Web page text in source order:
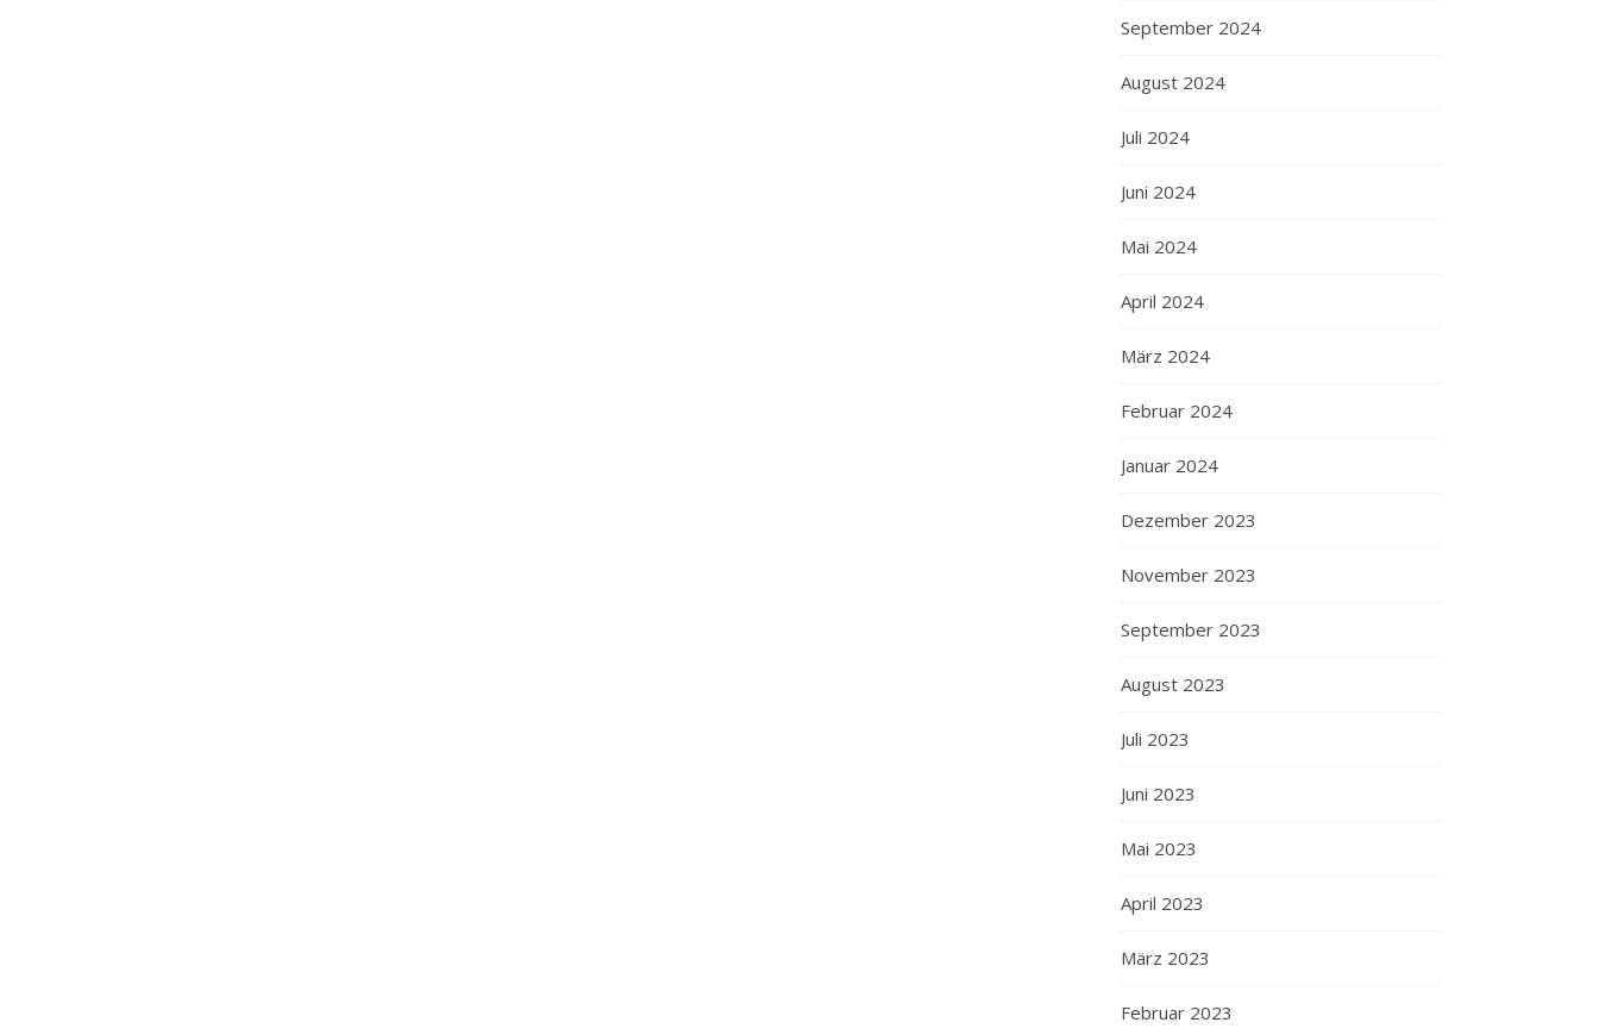
September 2024
August 2024
Juli 2024
Juni 2024
Mai 2024
April 2024
März 2024
Februar 2024
Januar 2024
Dezember 2023
November 2023
September 2023
August 2023
Juli 2023
Juni 2023
Mai 2023
April 2023
März 2023
Februar 2023